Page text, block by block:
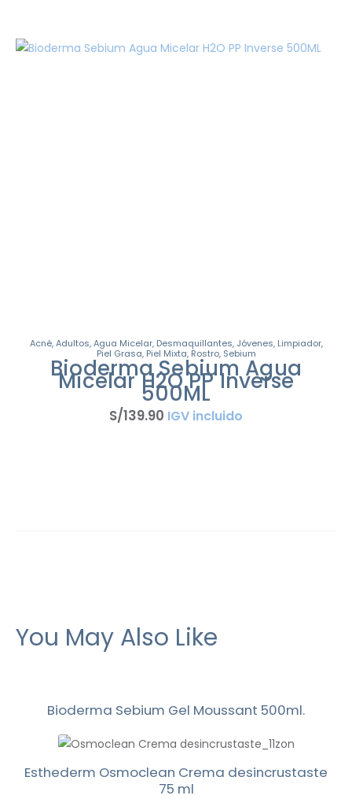
Acné,Adultos,Agua Micelar, Desmaquillantes, Jóvenes, Limpiador,
Piel Grasa, Piel Mixta, Rostro, Sebium
Bioderma Sebium Agua
Micelar H2O PP Inverse
500ML
S/139.90 IGV incluido
You May Also Like
Bioderma Sebium Gel Moussant 500ml.
Esthederm Osmoclean Crema desincrustaste
75 ml